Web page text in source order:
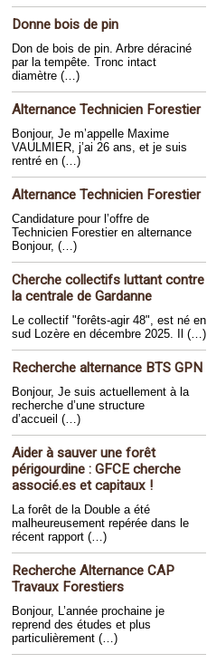
Donne bois de pin
Don de bois de pin. Arbre déraciné
par la tempête. Tronc intact
diamètre (…)
Alternance Technicien Forestier
Bonjour, Je m’appelle Maxime
VAULMIER, j’ai 26 ans, et je suis
rentré en (…)
Alternance Technicien Forestier
Candidature pour l’offre de
Technicien Forestier en alternance
Bonjour, (…)
Cherche collectifs luttant contre
la centrale de Gardanne
Le collectif "forêts-agir 48", est né en
sud Lozère en décembre 2025. Il (…)
Recherche alternance BTS GPN
Bonjour, Je suis actuellement à la
recherche d’une structure
d’accueil (…)
Aider à sauver une forêt
périgourdine : GFCE cherche
associé.es et capitaux !
La forêt de la Double a été
malheureusement repérée dans le
récent rapport (…)
Recherche Alternance CAP
Travaux Forestiers
Bonjour, L’année prochaine je
reprend des études et plus
particulièrement (…)